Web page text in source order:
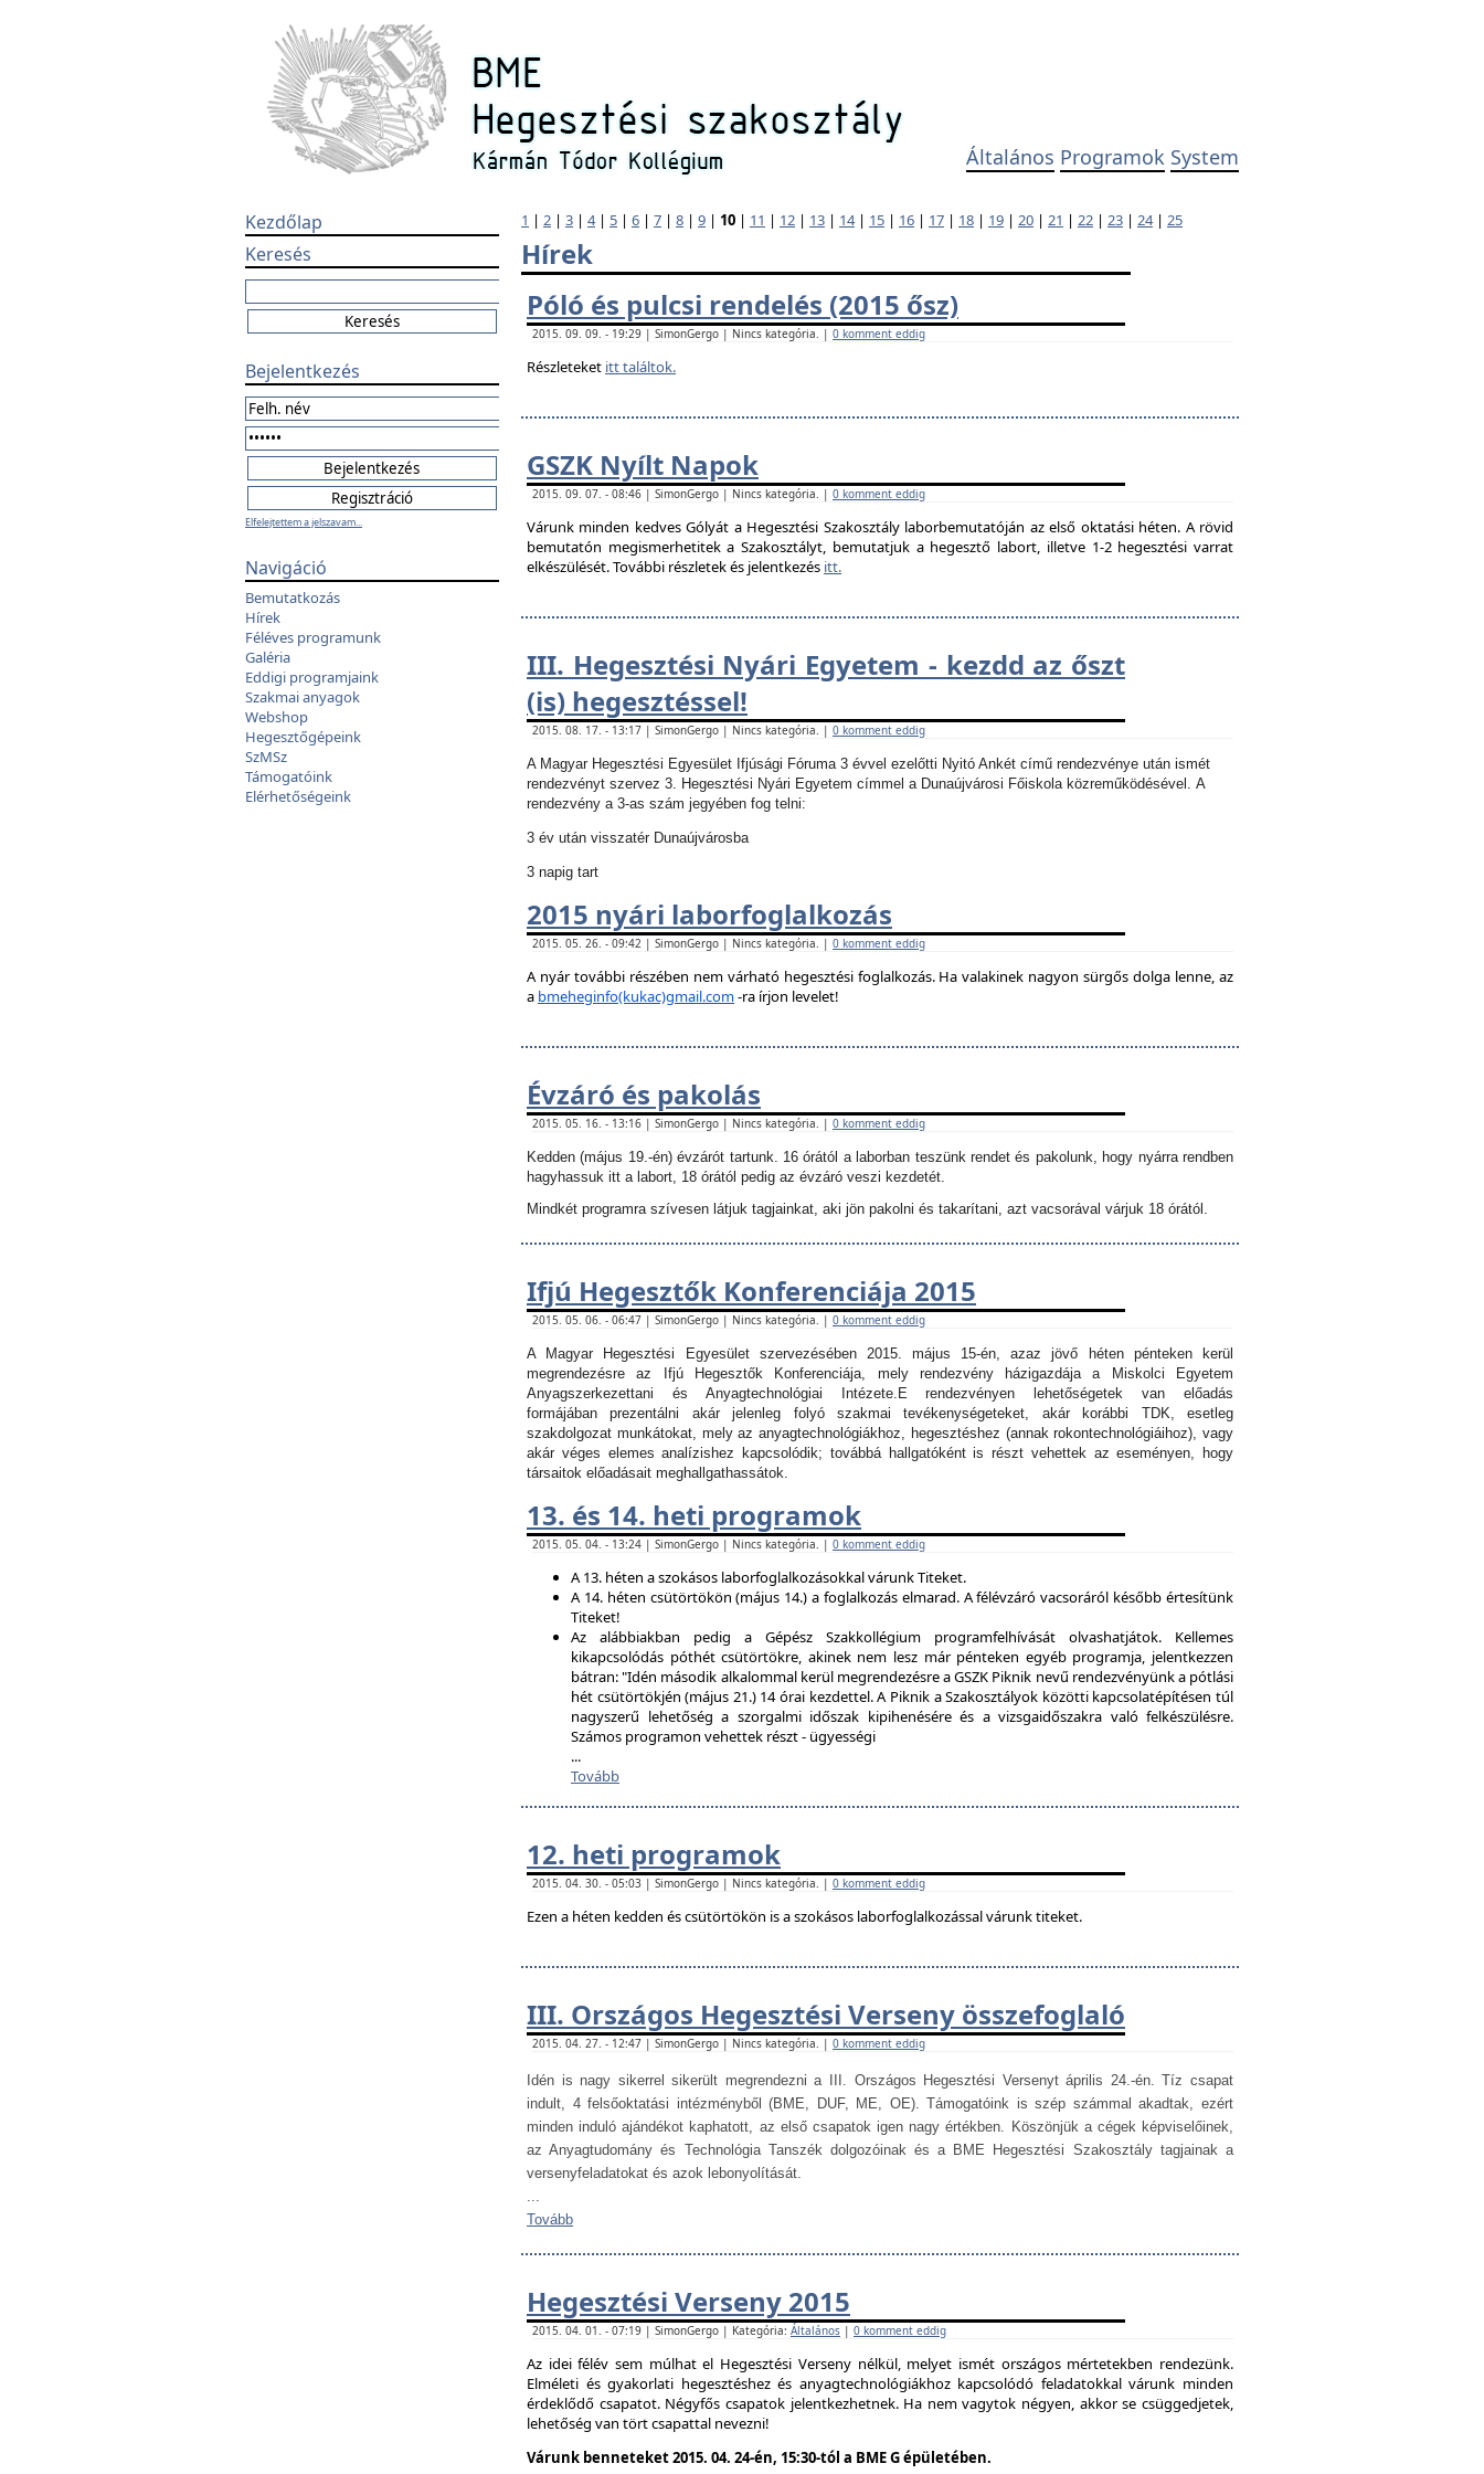
Általános Programok System
Kezdőlap
Keresés
Bejelentkezés
Elfelejtettem a jelszavam...
Navigáció
Bemutatkozás
Hírek
Féléves programunk
Galéria
Eddigi programjaink
Szakmai anyagok
Webshop
Hegesztőgépeink
SzMSz
Támogatóink
Elérhetőségeink
1 | 2 | 3 | 4| 5 | 6 | 7 | 8 | 9 | 10 | 11 | 12 | 13 | 14| 15 | 16 | 17 | 18 | 19 | 20 | 21 | 22 | 23 | 24| 25
Hírek
Póló és pulcsi rendelés (2015 ősz)
2015. 09. 09. - 19:29 | SimonGergo | Nincs kategória. | 0 komment eddig
Részleteket itt találtok.
GSZK Nyílt Napok
2015. 09. 07. - 08:46 | SimonGergo | Nincs kategória. | 0 komment eddig
Várunk minden kedves Gólyát a Hegesztési Szakosztály laborbemutatóján az első oktatási héten. A rövid
bemutatón megismerhetitek a Szakosztályt, bemutatjuk a hegesztő labort, illetve 1-2 hegesztési varrat
elkészülését. További részletek és jelentkezés itt.
III. Hegesztési Nyári Egyetem - kezdd az őszt
(is) hegesztéssel!
2015. 08. 17. - 13:17 | SimonGergo | Nincs kategória. | 0 komment eddig
A Magyar Hegesztési Egyesület Ifjúsági Fóruma 3 évvel ezelőtti Nyitó Ankét című rendezvénye után ismét
rendezvényt szervez 3. Hegesztési Nyári Egyetem címmel a Dunaújvárosi Főiskola közreműködésével. A
rendezvény a 3-as szám jegyében fog telni:
3 év után visszatér Dunaújvárosba
3 napig tart
2015 nyári laborfoglalkozás
2015. 05. 26. - 09:42 | SimonGergo | Nincs kategória. | 0 komment eddig
A nyár további részében nem várható hegesztési foglalkozás. Ha valakinek nagyon sürgős dolga lenne, az
a bmeheginfo(kukac)gmail.com-ra írjon levelet!
Évzáró és pakolás
2015. 05. 16. - 13:16 | SimonGergo | Nincs kategória. | 0 komment eddig
Kedden (május 19.-én) évzárót tartunk. 16 órától a laborban teszünk rendet és pakolunk, hogy nyárra rendben
hagyhassuk itt a labort, 18 órától pedig az évzáró veszi kezdetét.
Mindkét programra szívesen látjuk tagjainkat, aki jön pakolni és takarítani, azt vacsorával várjuk 18 órától.
Ifjú Hegesztők Konferenciája 2015
2015. 05. 06. - 06:47 | SimonGergo | Nincs kategória. | 0 komment eddig
A Magyar Hegesztési Egyesület szervezésében 2015. május 15-én, azaz jövő héten pénteken kerül
megrendezésre az Ifjú Hegesztők Konferenciája, mely rendezvény házigazdája a Miskolci Egyetem
Anyagszerkezettani és Anyagtechnológiai Intézete. E rendezvényen lehetőségetek van előadás
formájában prezentálni akár jelenleg folyó szakmai tevékenységeteket, akár korábbi TDK, esetleg
szakdolgozat munkátokat, mely az anyagtechnológiákhoz, hegesztéshez (annak rokontechnológiáihoz), vagy
akár véges elemes analízishez kapcsolódik; továbbá hallgatóként is részt vehettek az eseményen, hogy
társaitok előadásait meghallgathassátok.
13. és 14. heti programok
2015. 05. 04. - 13:24 | SimonGergo | Nincs kategória. | 0 komment eddig
A 13. héten a szokásos laborfoglalkozásokkal várunk Titeket.
A 14. héten csütörtökön (május 14.) a foglalkozás elmarad. A félévzáró vacsoráról később értesítünk
Titeket!
Az alábbiakban pedig a Gépész Szakkollégium programfelhívását olvashatjátok. Kellemes
kikapcsolódás póthét csütörtökre, akinek nem lesz már pénteken egyéb programja, jelentkezzen
bátran: "Idén második alkalommal kerül megrendezésre a GSZK Piknik nevű rendezvényünk a pótlási
hét csütörtökjén (május 21.) 14 órai kezdettel. A Piknik a Szakosztályok közötti kapcsolatépítésen túl
nagyszerű lehetőség a szorgalmi időszak kipihenésére és a vizsgaidőszakra való felkészülésre.
Számos programon vehettek részt - ügyességi
...
Tovább
12. heti programok
2015. 04. 30. - 05:03 | SimonGergo | Nincs kategória. | 0 komment eddig
Ezen a héten kedden és csütörtökön is a szokásos laborfoglalkozással várunk titeket.
III. Országos Hegesztési Verseny összefoglaló
2015. 04. 27. - 12:47 | SimonGergo | Nincs kategória. | 0 komment eddig
Idén is nagy sikerrel sikerült megrendezni a III. Országos Hegesztési Versenyt április 24.-én. Tíz csapat
indult, 4 felsőoktatási intézményből (BME, DUF, ME, OE). Támogatóink is szép számmal akadtak, ezért
minden induló ajándékot kaphatott, az első csapatok igen nagy értékben. Köszönjük a cégek képviselőinek,
az Anyagtudomány és Technológia Tanszék dolgozóinak és a BME Hegesztési Szakosztály tagjainak a
versenyfeladatokat és azok lebonyolítását.
...
Tovább
Hegesztési Verseny 2015
2015. 04. 01. - 07:19 | SimonGergo | Kategória: Általános | 0 komment eddig
Az idei félév sem múlhat el Hegesztési Verseny nélkül, melyet ismét országos mértetekben rendezünk.
Elméleti és gyakorlati hegesztéshez és anyagtechnológiákhoz kapcsolódó feladatokkal várunk minden
érdeklődő csapatot. Négyfős csapatok jelentkezhetnek. Ha nem vagytok négyen, akkor se csüggedjetek,
lehetőség van tört csapattal nevezni!
Várunk benneteket 2015. 04. 24-én, 15:30-tól a BME G épületében.